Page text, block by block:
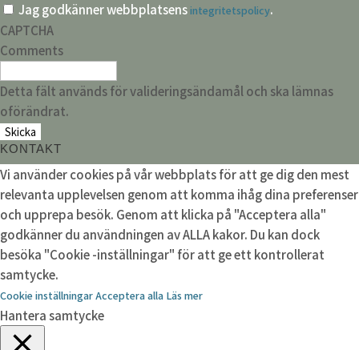
Jag godkänner webbplatsensintegritetspolicy.
CAPTCHA
Comments
Detta fält används för valideringsändamål och ska lämnas
oförändrat.
KONTAKT
Vi använder cookies på vår webbplats för att ge dig den mest
relevanta upplevelsen genom att komma ihåg dina preferenser
och upprepa besök. Genom att klicka på "Acceptera alla"
godkänner du användningen av ALLA kakor. Du kan dock
besöka "Cookie -inställningar" för att ge ett kontrollerat
samtycke.
Cookie inställningarAcceptera alla Läs mer
Hantera samtycke